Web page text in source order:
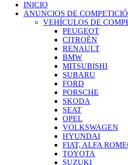
INICIO
ANUNCIOS DE
VEHÍCULOS DE
PEUGEOT
CITROËN
RENAULT
BMW
MITSUBISHI
SUBARU
FORD
PORSCHE
SKODA
SEAT
OPEL
VOLKSWAGEN
HYUNDAI
FIAT, ALFA
TOYOTA
SUZUKI